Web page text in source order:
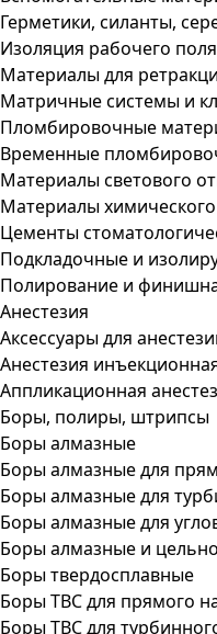
Герметики, силанты,
Изоляция рабочего
Материалы для
Матричные системы и
Пломбировочные
Временные
Материалы светового
Материалы
Цементы
Подкладочные и
Полирование и
Анестезия
Аксессуары для
Анестезия
Аппликационная
Боры, полиры, штрипсы
Боры алмазные
Боры алмазные для
Боры алмазные для
Боры алмазные для
Боры алмазные и
Боры твердосплавные
Боры ТВС для прямого
Боры ТВС для